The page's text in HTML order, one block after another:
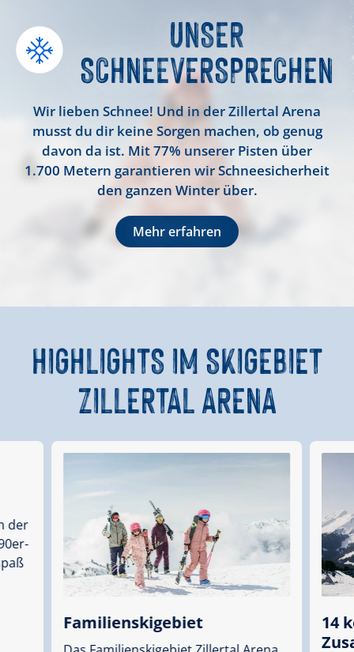
UNSER
SCHNEEVERSPRECHEN
Wir lieben Schnee! Und in der Zillertal Arena
musst du dir keine Sorgen machen, ob genug
davon da ist. Mit 77% unserer Pisten über
1.700 Metern garantieren wir Schneesicherheit
den ganzen Winter über.
Mehr erfahren
HIGHLIGHTS IM SKIGEBIET
ZILLERTAL ARENA
der
Familienskigebiet
14